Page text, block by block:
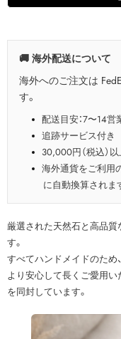
🚚 海外配送について
海外へのご注文は
す。
配送目安：7〜14営
追跡サービス付き
30,000円（税込）
海外通貨をご利用
に自動換算されま
厳選された天然石と高品質
す。
すべてハンドメイドのため
より安心して長くご愛用い
を同封しています。